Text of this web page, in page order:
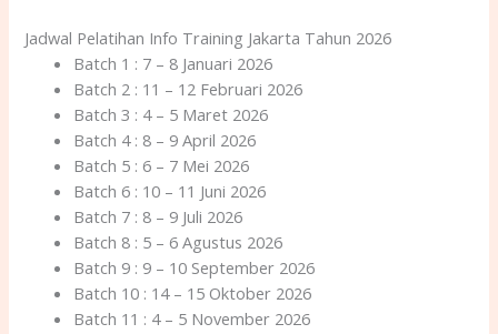
Jadwal Pelatihan Info Training Jakarta Tahun 2026
Batch 1 : 7 – 8 Januari 2026
Batch 2 : 11 – 12 Februari 2026
Batch 3 : 4 – 5 Maret 2026
Batch 4 : 8 – 9 April 2026
Batch 5 : 6 – 7 Mei 2026
Batch 6 : 10 – 11 Juni 2026
Batch 7 : 8 – 9 Juli 2026
Batch 8 : 5 – 6 Agustus 2026
Batch 9 : 9 – 10 September 2026
Batch 10 : 14 – 15 Oktober 2026
Batch 11 : 4 – 5 November 2026